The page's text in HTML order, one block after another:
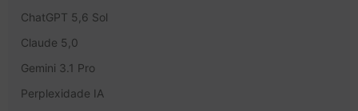
ChatGPT 5,6 Sol
Claude 5,0
Gemini 3.1 Pro
Perplexidade IA